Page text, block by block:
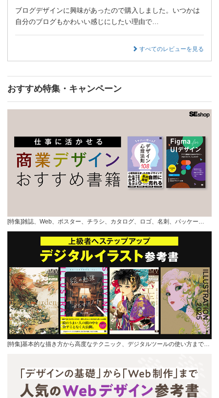
ブログデザインに興味があったので購入しました。いつかは
自分のブログもかわいい感じにしたい理由で…
すべてのレビューを見る
おすすめ特集・キャンペーン
[特集]雑誌、Web、ポスター、チラシ、カタログ、ロゴ、名刺、パッケー…
[特集]基本的な描き方から高度なテクニック、デジタルツールの使い方まで…